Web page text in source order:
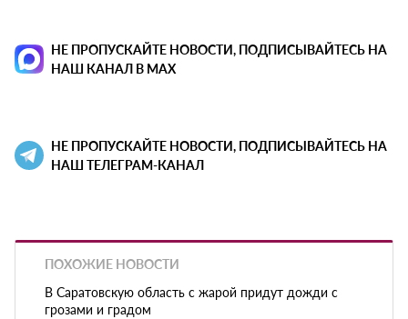
НЕ ПРОПУСКАЙТЕ НОВОСТИ, ПОДПИСЫВАЙТЕСЬ НА
НАШ КАНАЛ В MAX
НЕ ПРОПУСКАЙТЕ НОВОСТИ, ПОДПИСЫВАЙТЕСЬ НА
НАШ ТЕЛЕГРАМ-КАНАЛ
ПОХОЖИЕ НОВОСТИ
В Саратовскую область с жарой придут дожди с
грозами и градом